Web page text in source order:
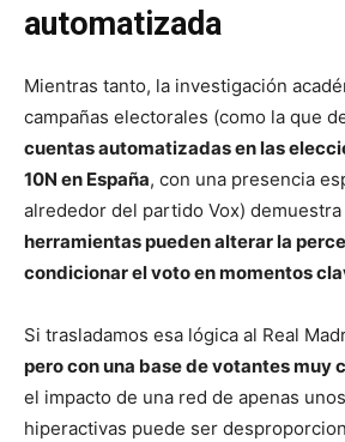
automatizada
Mientras tanto, la investigación
campañas electorales (como la que
cuentas automatizadas en las
10N en España, con una presencia
alrededor del partido Vox) demuestra
herramientas pueden alterar la
condicionar el voto en momentos
Si trasladamos esa lógica al Real
pero con una base de votantes muy
el impacto de una red de apenas
hiperactivas puede ser